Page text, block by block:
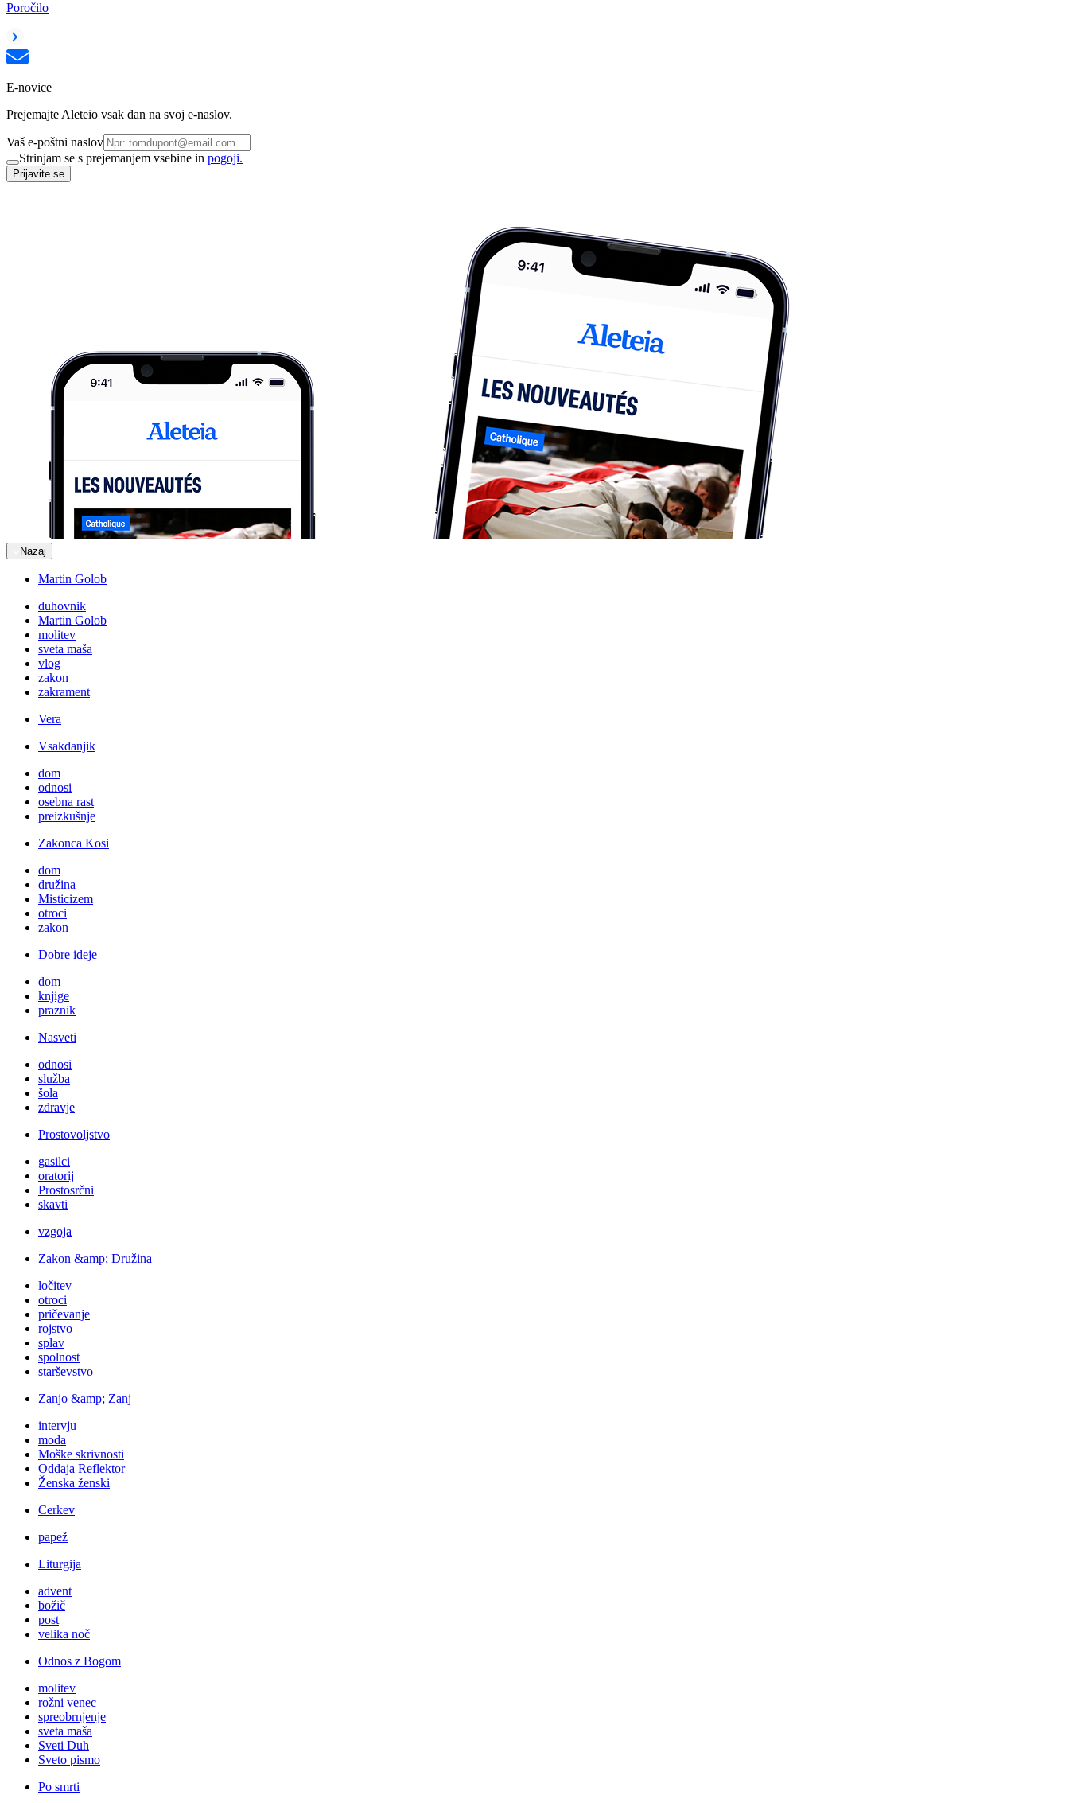
Poročilo
E-novice
Prejemajte Aleteio vsak dan na svoj e-naslov.
Vaš e-poštni naslov
Strinjam se s prejemanjem vsebine in pogoji.
Prijavite se
Nazaj
Martin Golob
duhovnik
Martin Golob
molitev
sveta maša
vlog
zakon
zakrament
Vera
Vsakdanjik
dom
odnosi
osebna rast
preizkušnje
Zakonca Kosi
dom
družina
Misticizem
otroci
zakon
Dobre ideje
dom
knjige
praznik
Nasveti
odnosi
služba
šola
zdravje
Prostovoljstvo
gasilci
oratorij
Prostosrčni
skavti
vzgoja
Zakon &amp; Družina
ločitev
otroci
pričevanje
rojstvo
splav
spolnost
starševstvo
Zanjo &amp; Zanj
intervju
moda
Moške skrivnosti
Oddaja Reflektor
Ženska ženski
Cerkev
papež
Liturgija
advent
božič
post
velika noč
Odnos z Bogom
molitev
rožni venec
spreobrnjenje
sveta maša
Sveti Duh
Sveto pismo
Po smrti